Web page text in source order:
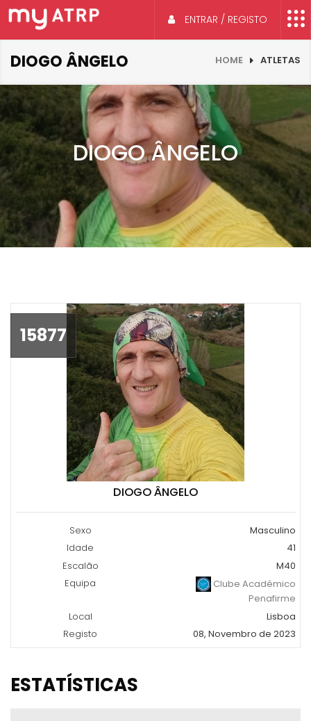
ENTRAR / REGISTO
DIOGO ÂNGELO HOME ATLETAS
DIOGO ÂNGELO
15877
DIOGO ÂNGELO
Sexo
Masculino
Idade
41
Escalão
M40
Equipa
Clube Académico
Penafirme
Local
Lisboa
Registo
08, Novembro de 2023
ESTATÍSTICAS